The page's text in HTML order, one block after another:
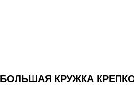
БОЛЬШАЯ КРУЖКА